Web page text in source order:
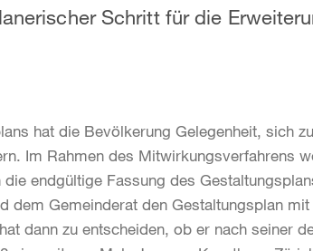
Schritt für die
hat die Bevölkerung Gelegenheit, sich
Im Rahmen des Mitwirkungsverfahrens
endgültige Fassung des
dem Gemeinderat den Gestaltungsplan
dann zu entscheiden, ob er nach seiner